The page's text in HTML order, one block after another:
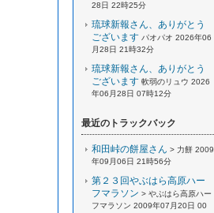
28日 22時25分
琉球新報さん、ありがとう
ございます パオパオ 2026年06
月28日 21時32分
琉球新報さん、ありがとう
ございます 軟弱のリュウ 2026
年06月28日 07時12分
最近のトラックバック
和田峠の餅屋さん > 力餅 2009
年09月06日 21時56分
第２３回やぶはら高原ハー
フマラソン > やぶはら高原ハー
フマラソン 2009年07月20日 00